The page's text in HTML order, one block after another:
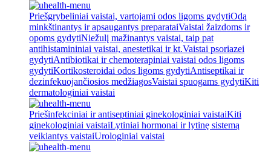
Priešgrybeliniai vaistai, vartojami odos ligoms gydytiOdą
minkštinantys ir apsaugantys preparataiVaistai žaizdoms ir
opoms gydytiNiežulį mažinantys vaistai, taip pat
antihistamininiai vaistai, anestetikai ir kt.Vaistai psoriazei
gydytiAntibiotikai ir chemoterapiniai vaistai odos ligoms
gydytiKortikosteroidai odos ligoms gydytiAntiseptikai ir
dezinfekuojančiosios medžiagosVaistai spuogams gydytiKiti
dermatologiniai vaistai
Priešinfekciniai ir antiseptiniai ginekologiniai vaistaiKiti
ginekologiniai vaistaiLytiniai hormonai ir lytinę sistemą
veikiantys vaistaiUrologiniai vaistai